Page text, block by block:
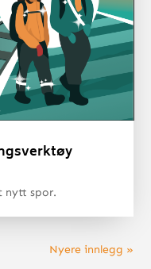
nytt spor.
Nyere innlegg »